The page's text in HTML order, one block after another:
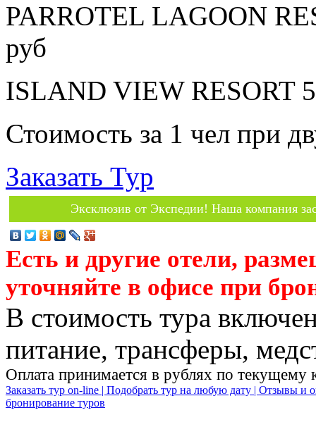
PARROTEL LAGOON
руб
ISLAND VIEW RESORT
Стоимость за 1 чел при
Заказать Тур
Эксклюзив от Экспедии! Наша компания
Есть и другие отели,
уточняйте в офисе при
В стоимость тура
питание, трансферы,
Оплата принимается в рублях по текущему
Заказать тур on-line | Подобрать тур на любую дату | Отзывы и
бронирование туров